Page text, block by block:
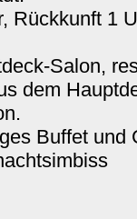
Rückkunft 1
Salon,
dem
Buffet und